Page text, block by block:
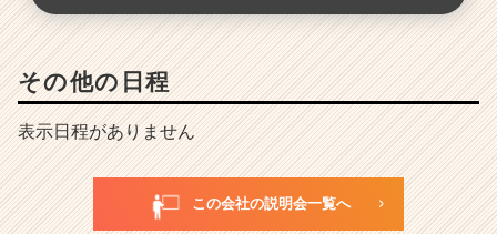
その他の日程
表示日程がありません
この会社の説明会一覧へ